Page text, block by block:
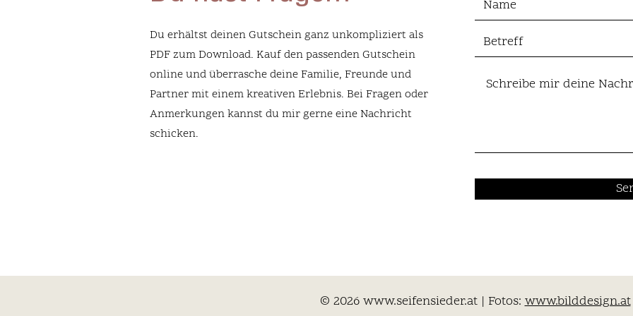
Du erhältst deinen Gutschein ganz unkompliziert als
PDF zum Download. Kauf den passenden Gutschein
online und überrasche deine Familie, Freunde und
Partner mit einem kreativen Erlebnis. Bei Fragen oder
Anmerkungen kannst du mir gerne eine Nachricht
schicken.
© 2026 www.seifensieder.at| Fotos:www.bilddesign.at